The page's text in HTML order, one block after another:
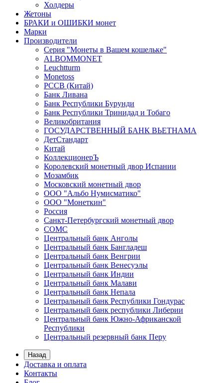
Холдеры
Жетоны
БРАКИ и ОШИБКИ монет
Марки
Производители
Серия "Монеты в Вашем кошельке"
ALBOMMONET
Leuchtturm
Monetoss
PCCB (Китай)
Банк Ливана
Банк Республики Бурунди
Банк Республики Тринидад и Тобаго
Великобритания
ГОСУДАРСТВЕННЫЙ БАНК ВЬЕТНАМА
ДетСтандарт
Китай
КоллекционерЪ
Королевский монетный двор Испании
Мозамбик
Московский монетный двор
ООО "Альбо Нумисматико"
ООО "Монеткин"
Россия
Санкт-Петербургский монетный двор
СОМС
Центральный банк Анголы
Центральный банк Бангладеш
Центральный банк Венгрии
Центральный банк Венесуэлы
Центральный банк Индии
Центральный банк Малави
Центральный банк Непала
Центральный банк Республики Гондурас
Центральный банк республики Либерии
Центральный банк Южно-Африканской
Республики
Центральный резервный банк Перу
Назад
Доставка и оплата
Контакты